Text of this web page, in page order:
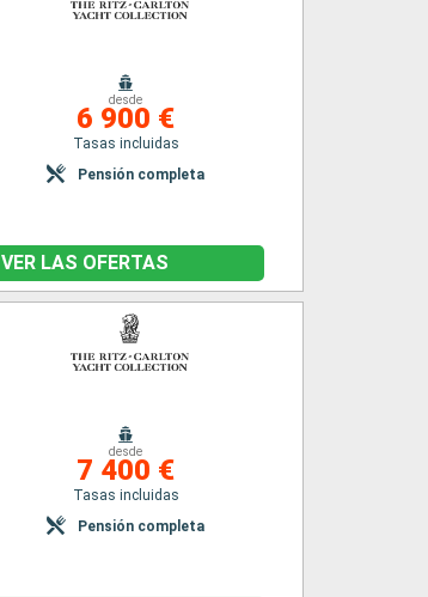
desde
6 900 €
Tasas incluidas
Pensión completa
VER LAS OFERTAS
desde
7 400 €
Tasas incluidas
Pensión completa